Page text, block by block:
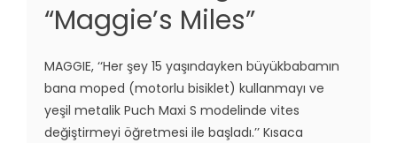
“Maggie’s Miles”
MAGGIE, ‘‘Her şey 15 yaşındayken büyükbabamın
bana moped (motorlu bisiklet) kullanmayı ve
yeşil metalik Puch Maxi S modelinde vites
değiştirmeyi öğretmesi ile başladı.’’ Kısaca